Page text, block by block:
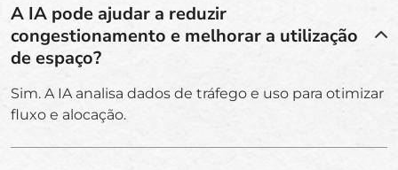
A IA pode ajudar a reduzir
congestionamento e melhorar a utilização
de espaço?
Sim. A IA analisa dados de tráfego e uso para otimizar
fluxo e alocação.